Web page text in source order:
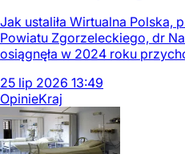
Jak ustaliła Wirtualna Polska,
Powiatu Zgorzeleckiego, dr
osiągnęła w 2024 roku
25 lip 2026 13:49
OpinieKraj